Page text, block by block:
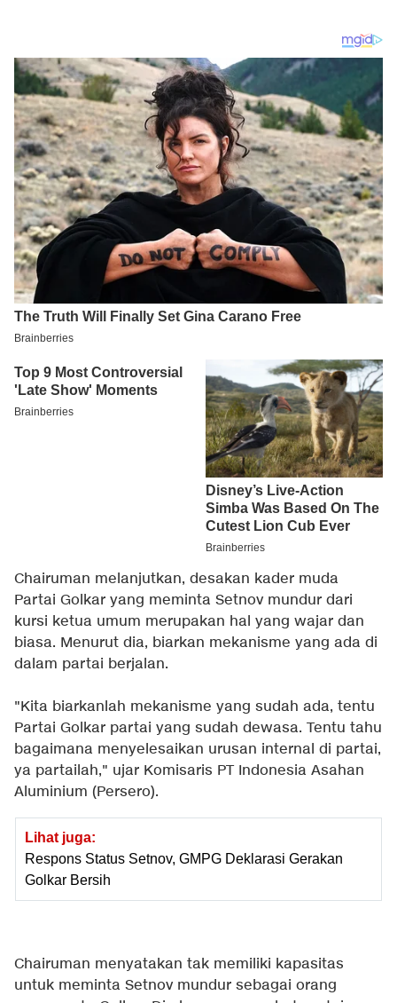
Chairuman melanjutkan, desakan kader muda
Partai Golkar yang meminta Setnov mundur dari
kursi ketua umum merupakan hal yang wajar dan
biasa. Menurut dia, biarkan mekanisme yang ada di
dalam partai berjalan.
"Kita biarkanlah mekanisme yang sudah ada, tentu
Partai Golkar partai yang sudah dewasa. Tentu tahu
bagaimana menyelesaikan urusan internal di partai,
ya partailah," ujar Komisaris PT Indonesia Asahan
Aluminium (Persero).
Lihat juga:
Respons Status Setnov, GMPG Deklarasi Gerakan
Golkar Bersih
Chairuman menyatakan tak memiliki kapasitas
untuk meminta Setnov mundur sebagai orang